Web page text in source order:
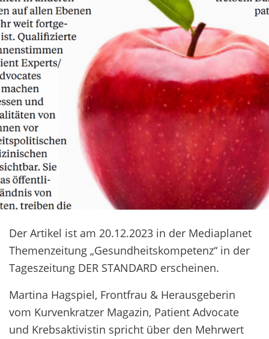
Der Artikel ist am 20.12.2023 in der Mediaplanet
Themenzeitung „Gesundheitskompetenz“ in der
Tageszeitung DER STANDARD erscheinen.
Martina Hagspiel, Frontfrau & Herausgeberin
vom Kurvenkratzer Magazin, Patient Advocate
und Krebsaktivistin spricht über den Mehrwert